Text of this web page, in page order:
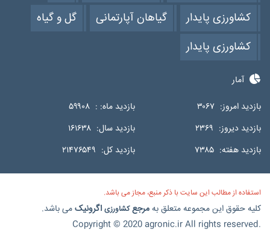
کشاورزی پایدار
گیاهان آپارتمانی
گل و گیاه
کشاورزی پایدار
آمار
بازدید امروز: ۳۰۶۷ بازدید ماه: : ۵۹۹۰۸
بازدید دیروز: ۲۳۶۹ بازدید سال: ۱۶۱۶۳۸
بازدید هفته: ۷۳۸۵ بازدید کل: ۲۱۴۷۶۵۴۹
استفاده از مطالب این سایت با ذکر منبع، مجاز می باشد.
کلیه حقوق این مجموعه متعلق بهمرجعکشاورزی اگرونیکمی باشد.
Copyright © 2020 agronic.ir All rights reserved.